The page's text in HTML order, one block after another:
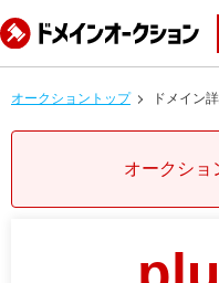
オークショントップ ドメイン
オークショ